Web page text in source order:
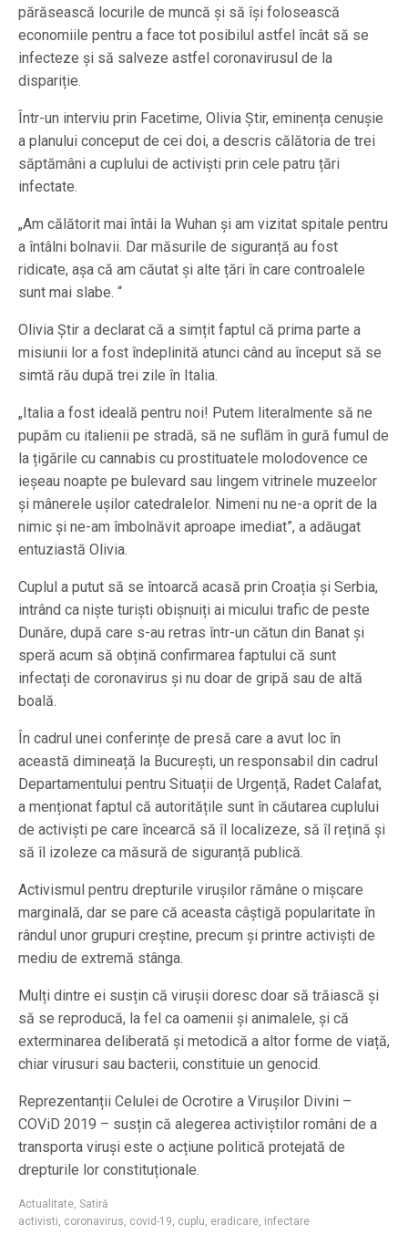
părăsească locurile de muncă și să își folosească
economiile pentru a face tot posibilul astfel încât să se
infecteze și să salveze astfel coronavirusul de la
dispariție.
Într-un interviu prin Facetime, Olivia Știr, eminența cenușie
a planului conceput de cei doi, a descris călătoria de trei
săptămâni a cuplului de activiști prin cele patru țări
infectate.
„Am călătorit mai întâi la Wuhan și am vizitat spitale pentru
a întâlni bolnavii. Dar măsurile de siguranță au fost
ridicate, așa că am căutat și alte țări în care controalele
sunt mai slabe. “
Olivia Știr a declarat că a simțit faptul că prima parte a
misiunii lor a fost îndeplinită atunci când au început să se
simtă rău după trei zile în Italia.
„Italia a fost ideală pentru noi! Putem literalmente să ne
pupăm cu italienii pe stradă, să ne suflăm în gură fumul de
la țigările cu cannabis cu prostituatele molodovence ce
ieșeau noapte pe bulevard sau lingem vitrinele muzeelor
și mânerele ușilor catedralelor. Nimeni nu ne-a oprit de la
nimic și ne-am îmbolnăvit aproape imediat”, a adăugat
entuziastă Olivia.
Cuplul a putut să se întoarcă acasă prin Croația și Serbia,
intrând ca niște turiști obișnuiți ai micului trafic de peste
Dunăre, după care s-au retras într-un cătun din Banat și
speră acum să obțină confirmarea faptului că sunt
infectați de coronavirus și nu doar de gripă sau de altă
boală.
În cadrul unei conferințe de presă care a avut loc în
această dimineață la București, un responsabil din cadrul
Departamentului pentru Situații de Urgență, Radet Calafat,
a menționat faptul că autoritățile sunt în căutarea cuplului
de activiști pe care încearcă să îl localizeze, să îl rețină și
să îl izoleze ca măsură de siguranță publică.
Activismul pentru drepturile virușilor rămâne o mișcare
marginală, dar se pare că aceasta câștigă popularitate în
rândul unor grupuri creștine, precum și printre activiști de
mediu de extremă stânga.
Mulți dintre ei susțin că virușii doresc doar să trăiască și
să se reproducă, la fel ca oamenii și animalele, și că
exterminarea deliberată și metodică a altor forme de viață,
chiar virusuri sau bacterii, constituie un genocid.
Reprezentanții Celulei de Ocrotire a Virușilor Divini –
COViD 2019 – susțin că alegerea activiștilor români de a
transporta viruși este o acțiune politică protejată de
drepturile lor constituționale.
Actualitate, Satiră
activisti, coronavirus, covid-19, cuplu, eradicare, infectare